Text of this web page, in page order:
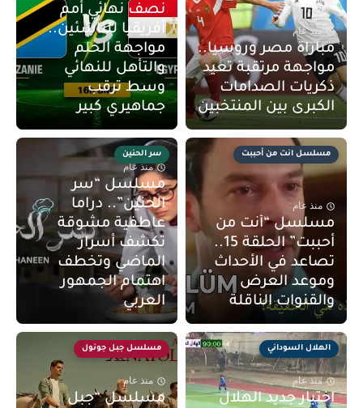
منذ عام
مباراة مصر وروسيا..
مواجهة مرتقبة تعيد
ذكريات الصدامات
الكبرى بين المنتخبين
نصف نهائي أمم
أفريقيا للناشئين..
مواجهة الحلم
والتأهل للنهائي
وسط ترقب
جماهيري كبير
مسلسل انت من أحببت
منذ عام
مسلسل “أنت من
أحببت” الحلقة 15..
تصاعد في الأحداث
وموعد العرض
والقنوات الناقلة
سر الحنين
منذ عام
مسلسل “سر
الحنين”.. دراما
عاطفية مشوقة
تكشف أسرار
الماضي وتخطف
اهتمام الجمهور
العربي
الهلال السوداني
منذ عام
اختبار جديد الهلال
مسلسل جبل جونول
منذ عام
مسلسل “جبل